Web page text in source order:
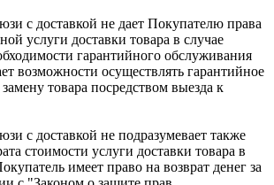
с доставкой не дает Покупателю права
услуги доставки товара в случае
гарантийного обслуживания
возможности осуществлять гарантийное
товара посредством выезда к
с доставкой не подразумевает также
стоимости услуги доставки товара в
имеет право на возврат денег за